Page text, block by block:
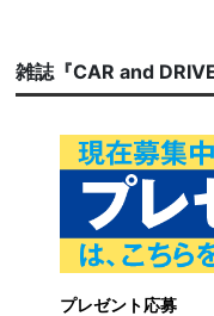
雑誌『CAR and
プレゼント応募